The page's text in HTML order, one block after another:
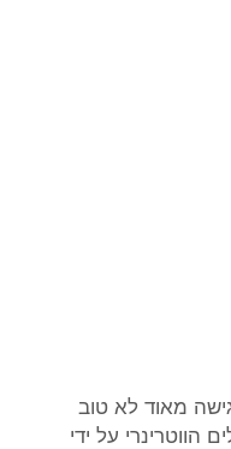
מאוד לא טוב
הווטרינרי על ידי